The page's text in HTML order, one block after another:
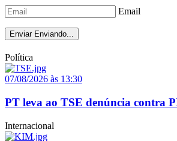
Email
Enviar Enviando...
Política
07/08/2026 às 13:30
PT leva ao TSE denúncia contra
Internacional